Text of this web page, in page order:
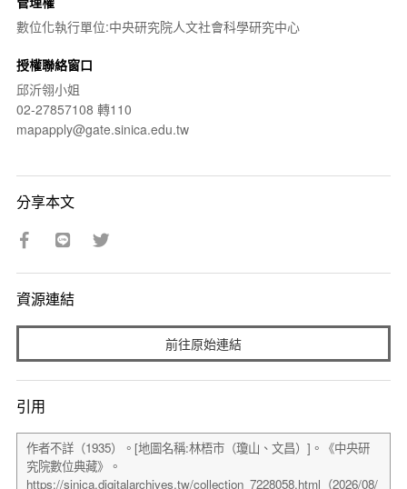
數位化執行單位:中央研究院人文社會科學研究中心
授權聯絡窗口
邱沂翎小姐
02-27857108 轉110
mapapply@gate.sinica.edu.tw
分享本文
資源連結
前往原始連結
引用